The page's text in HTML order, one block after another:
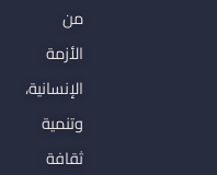
من
الأزمة
الإنسانية،
وتنمية
ثقافة